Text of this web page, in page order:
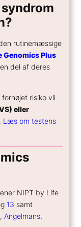
rutinemæssige
Genomics Plus
del af deres
forhøjet risiko vil
eller
Læs om testens
NIPT by Life
13 samt
, Angelmans,